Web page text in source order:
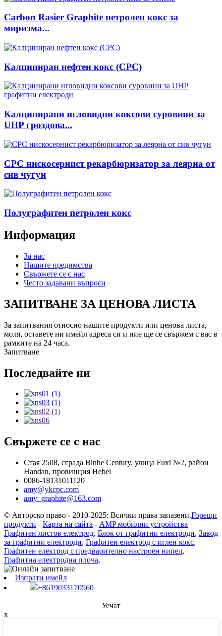
Carbon Rasier Graphite петролен кокс за
миризма...
Калциниран нефтен кокс (CPC)
Калцинирани игловидни коксови суровини за
UHP гроздова...
CPC нискосернист рекарбюризатор за леярна от
сив чугун
Полуграфитен петролен кокс
Информация
За нас
Нашите предимства
Свържете се с нас
Често задавани въпроси
ЗАПИТВАНЕ ЗА ЦЕНОВА ЛИСТА
За запитвания относно нашите продукти или ценова листа,
моля, оставете ни имейл адреса си и ние ще се свържем с вас в
рамките на 24 часа.
Запитване
Последвайте ни
Свържете се с нас
Стая 2508, сграда Binhe Century, улица Fuxi №2, район
Handan, провинция Hebei
0086-18131011120
amy@ykcpc.com
amy_graphite@163.com
© Авторско право - 2010-2025: Всички права запазени.Горещи
продукти - Карта на сайта - AMP мобилни устройства
Графитен листов електрод, Блок от графитни електроди, Завод
за графитни електроди, Графитен електрод с иглен кокс,
Графитен електрод с предварително настроен нипел,
Графитна електродна плоча,
Изпрати имейл
+8619033170560
Уечат
x